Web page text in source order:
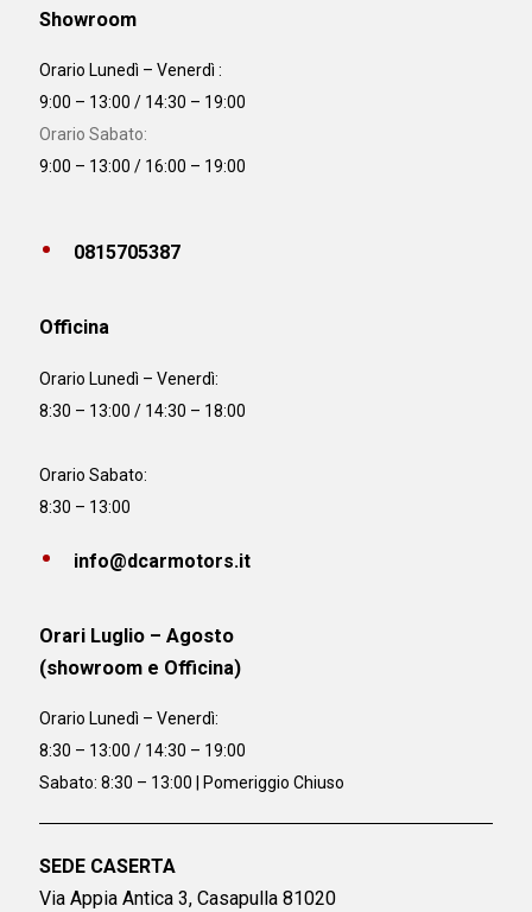
Showroom
Orario Lunedì – Venerdì :
9:00 – 13:00 / 14:30 – 19:00
Orario Sabato:
9:00 – 13:00 / 16:00 – 19:00
0815705387
Officina
Orario Lunedì – Venerdì:
8:30 – 13:00 / 14:30 – 18:00
Orario Sabato:
8:30 – 13:00
info@dcarmotors.it
Orari Luglio – Agosto
(showroom e Officina)
Orario Lunedì – Venerdì:
8:30 – 13:00 / 14:30 – 19:00
Sabato: 8:30 – 13:00 | Pomeriggio Chiuso
SEDE CASERTA
Via Appia Antica 3, Casapulla 81020